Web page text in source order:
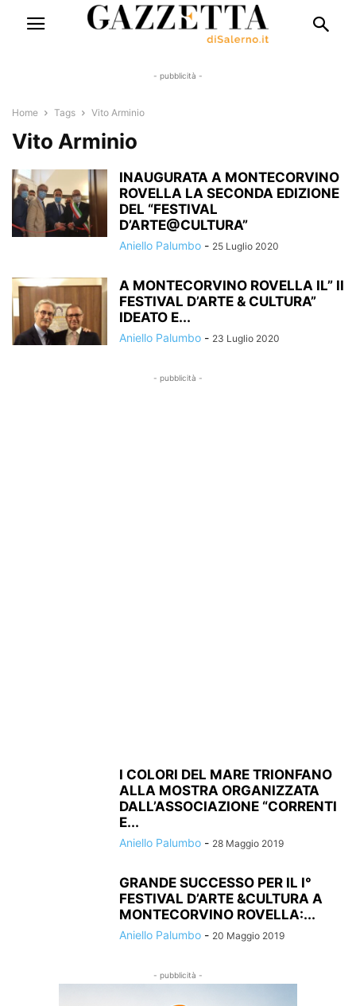
- pubblicità -
Home Tags Vito Arminio
Vito Arminio
INAUGURATA A MONTECORVINO
ROVELLA LA SECONDA EDIZIONE
DEL “FESTIVAL
D’ARTE@CULTURA”
Aniello Palumbo - 25 Luglio 2020
A MONTECORVINO ROVELLA IL” II
FESTIVAL D’ARTE & CULTURA”
IDEATO E...
Aniello Palumbo - 23 Luglio 2020
- pubblicità -
I COLORI DEL MARE TRIONFANO
ALLA MOSTRA ORGANIZZATA
DALL’ASSOCIAZIONE “CORRENTI
E...
Aniello Palumbo - 28 Maggio 2019
GRANDE SUCCESSO PER IL I°
FESTIVAL D’ARTE &CULTURA A
MONTECORVINO ROVELLA:...
Aniello Palumbo - 20 Maggio 2019
- pubblicità -